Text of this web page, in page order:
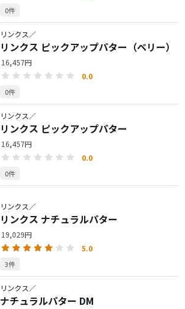
0件
リンクス／
リンクス ピックアップパター（ベリー）
16,457円
0.0
0件
リンクス／
リンクス ピックアップパター
16,457円
0.0
0件
リンクス／
リンクス ナチュラルパター
19,029円
5.0
3件
リンクス／
ナチュラルパター DM